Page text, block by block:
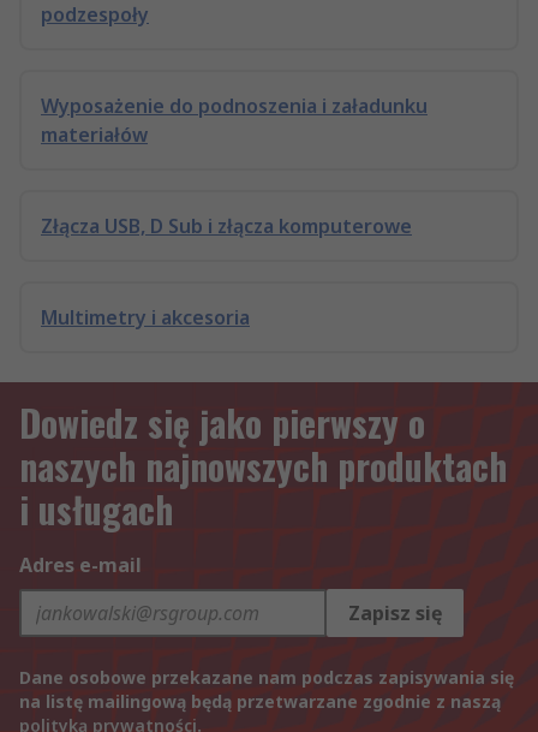
podzespoły
Wyposażenie do podnoszenia i załadunku
materiałów
Złącza USB, D Sub i złącza komputerowe
Multimetry i akcesoria
Dowiedz się jako pierwszy o
naszych najnowszych produktach
i usługach
Adres e-mail
Zapisz się
Dane osobowe przekazane nam podczas zapisywania się
na listę mailingową będą przetwarzane zgodnie z naszą
polityką prywatności.